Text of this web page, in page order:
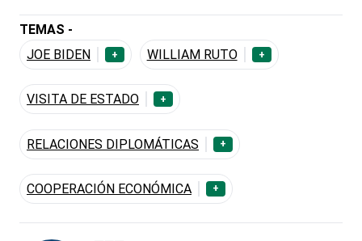
TEMAS -
JOE BIDEN
+ WILLIAM RUTO +
VISITA DE ESTADO +
RELACIONES DIPLOMÁTICAS +
COOPERACIÓN ECONÓMICA +